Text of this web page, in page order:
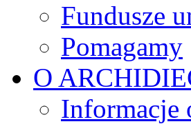
Fundusze
Pomagamy
O
Informacje